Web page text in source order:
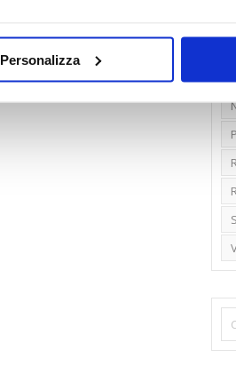
Personalizza